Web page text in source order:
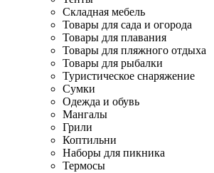
Складная мебель
Товары для сада и огорода
Товары для плавания
Товары для пляжного отдыха
Товары для рыбалки
Туристическое снаряжение
Сумки
Одежда и обувь
Мангалы
Грили
Коптильни
Наборы для пикника
Термосы